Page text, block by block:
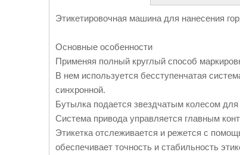
Этикетировочная машина для нанесения
Основные особенности
Применяя полный круглый способ
В нем используется бесступенчатая
синхронной.
Бутылка подается звездчатым колесом
Система привода управляется главным
Этикетка отслеживается и режется с
обеспечивает точность и стабильность